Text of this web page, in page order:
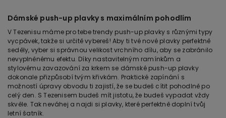
Dámské push-up plavky s maximálním pohodlím
V Tezenisu máme pro tebe trendy push-up plavky s různými typy
vycpávek, takže si určitě vybereš! Aby ti tvé nové plavky perfektně
seděly, vyber si správnou velikost vrchního dílu, aby se zabránilo
nevyplněnému efektu. Díky nastavitelným ramínkům a
stylovému zavazování za krkem se dámské push-up plavky
dokonale přizpůsobí tvým křivkám. Praktické zapínání s
možností úpravy obvodu ti zajistí, že se budeš cítit pohodlně po
celý den. S Tezenisem budeš mít jistotu, že budeš vypadat vždy
skvěle. Tak neváhej a najdi si plavky, které perfektně doplní tvůj
letní šatník.